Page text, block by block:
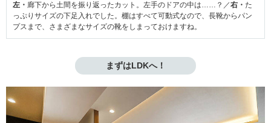
左・ 廊下から土間を振り返ったカット。左手のドアの中は……？／右・ た
っぷりサイズの下足入れでした。棚はすべて可動式なので、長靴からパン
プスまで、さまざまなサイズの靴をしまっておけますね。
まずはLDKへ！